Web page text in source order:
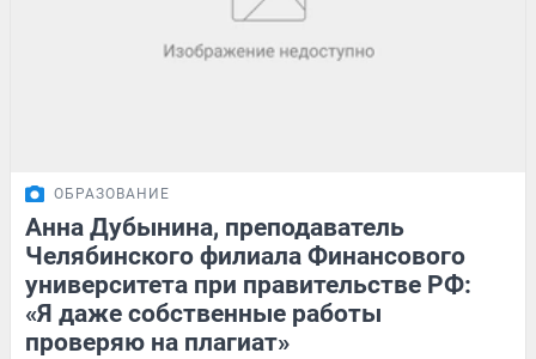
ОБРАЗОВАНИЕ
Анна Дубынина, преподаватель
Челябинского филиала Финансового
университета при правительстве РФ:
«Я даже собственные работы
проверяю на плагиат»